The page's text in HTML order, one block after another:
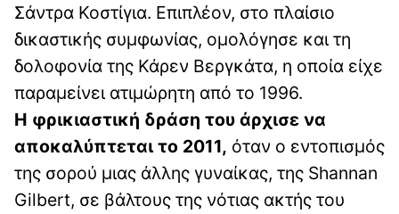
Σάντρα Κοστίγια. Επιπλέον, στο πλαίσιο
δικαστικής συμφωνίας, ομολόγησε και τη
δολοφονία της Κάρεν Βεργκάτα, η οποία είχε
παραμείνει ατιμώρητη από το 1996.
Η φρικιαστική δράση του άρχισε να
αποκαλύπτεται το 2011, όταν ο εντοπισμός
της σορού μιας άλλης γυναίκας, της Shannan
Gilbert, σε βάλτους της νότιας ακτής του